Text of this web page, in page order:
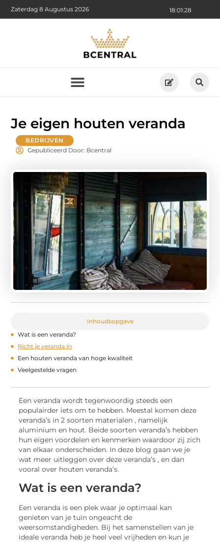
18:01:30
Zaterdag 8 Augustus 2026
Je eigen houten veranda
BEDRIJVEN
Gepubliceerd Door: Bcentral
Inhoudsopgave
Wat is een veranda?
Richt je veranda in
Een houten veranda van hoge kwaliteit
Veelgestelde vragen
Een veranda wordt tegenwoordig steeds een
populairder iets om te hebben. Meestal komen deze
veranda’s in 2 soorten materialen , namelijk
aluminium en hout. Beide soorten veranda’s hebben
hun eigen voordelen en kenmerken waardoor zij zich
van elkaar onderscheiden. In deze blog gaan we je
wat meer uitleggen over deze veranda’s , en dan
vooral over houten veranda’s.
Wat is een veranda?
Een veranda is een plek waar je optimaal kan
genieten van je tuin ongeacht de
weersomstandigheden. Bij het samenstellen van je
ideale veranda heb je heel veel vrijheden en kun je